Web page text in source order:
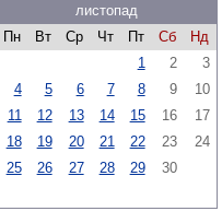
листопад
Пн
Вт Ср Чт Пт Сб
Нд
1
2
3
4
5 6 7 8 9
10
11
12 13 14 15 16
17
18
19 20 21 22 23
24
25
26 27 28 29 30